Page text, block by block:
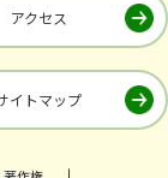
アクセス
イトマップ